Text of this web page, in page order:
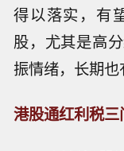
得以落实，有
股，尤其是高
振情绪，长期也
港股通红利税